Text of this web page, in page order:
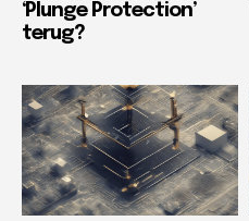
‘Plunge Protection’
terug?